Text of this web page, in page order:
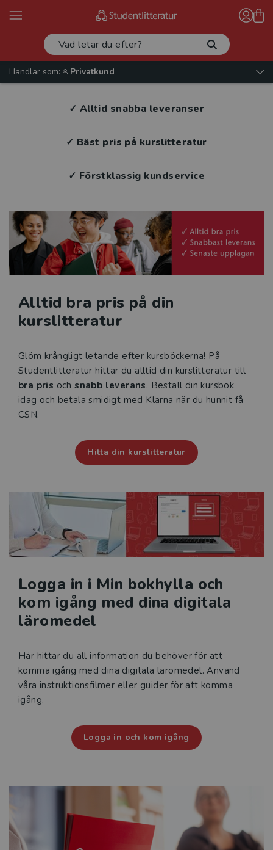
Handlar som: Privatkund
✓ Alltid snabba leveranser
✓ Bäst pris på kurslitteratur
✓ Förstklassig kundservice
Alltid bra pris på din
kurslitteratur
Glöm krångligt letande efter kursböckerna! På
Studentlitteratur hittar du alltid din kurslitteratur till
bra pris ochsnabb leverans. Beställ din kursbok
idag och betala smidigt med Klarna när du hunnit få
CSN.
Hitta din kurslitteratur
Logga in i Min bokhylla och
kom igång med dina digitala
läromedel
Här hittar du all information du behöver för att
komma igång med dina digitala läromedel. Använd
våra instruktionsfilmer eller guider för att komma
igång.
Logga in och kom igång